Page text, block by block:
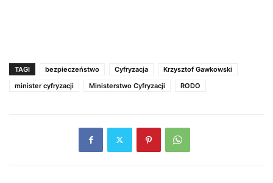
TAGI bezpieczeństwo Cyfryzacja
Krzysztof Gawkowski
minister cyfryzacji
Ministerstwo Cyfryzacji RODO